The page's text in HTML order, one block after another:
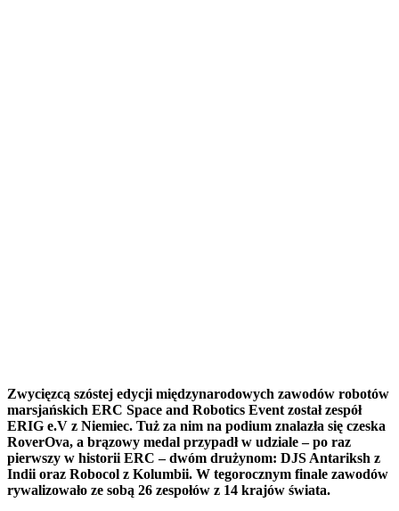
Zwycięzcą szóstej edycji międzynarodowych zawodów robotów
marsjańskich ERC Space and Robotics Event został zespół
ERIG e.V z Niemiec. Tuż za nim na podium znalazła się czeska
RoverOva, a brązowy medal przypadł w udziale – po raz
pierwszy w historii ERC – dwóm drużynom: DJS Antariksh z
Indii oraz Robocol z Kolumbii. W tegorocznym finale zawodów
rywalizowało ze sobą 26 zespołów z 14 krajów świata.